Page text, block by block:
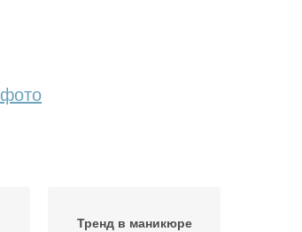
фото
Тренд в маникюре